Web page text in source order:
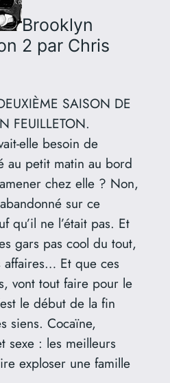
Brooklyn
2 par Chris
SAISON DE
FEUILLETON.
elle besoin de
au petit matin au bord
chez elle ? Non,
sur ce
qu’il ne l’était pas. Et
gars pas cool du tout,
Et que ces
vont tout faire pour le
le début de la fin
siens. Cocaïne,
sexe : les meilleurs
exploser une famille